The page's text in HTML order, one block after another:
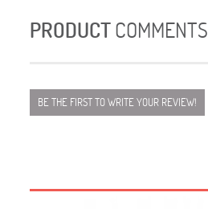
PRODUCTCOMMENTS
BE THE FIRST TO WRITE YOUR REVIEW!